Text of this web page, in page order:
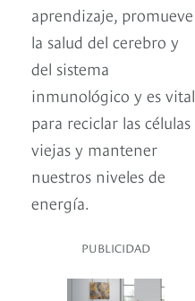
aprendizaje, promueve
la salud del cerebro y
del sistema
inmunológico y es vital
para reciclar las células
viejas y mantener
nuestros niveles de
energía.
PUBLICIDAD